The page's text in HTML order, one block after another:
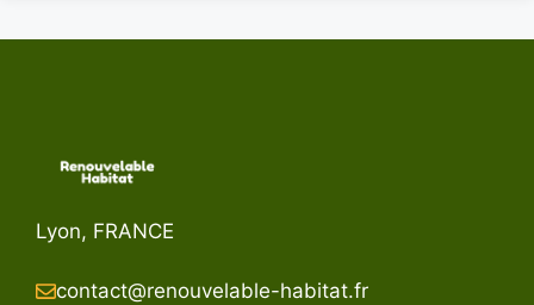
Lyon, FRANCE
contact@renouvelable-habitat.fr